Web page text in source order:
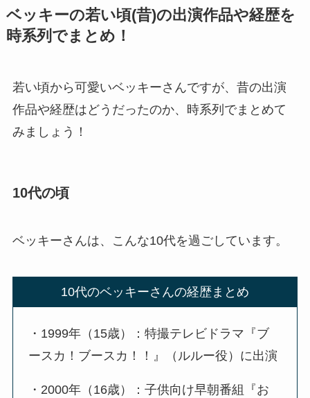
ベッキーの若い頃(昔)の出演作品や経歴を
時系列でまとめ！
若い頃から可愛いベッキーさんですが、昔の出演
作品や経歴はどうだったのか、時系列でまとめて
みましょう！
10代の頃
ベッキーさんは、こんな10代を過ごしています。
10代のベッキーさんの経歴まとめ
・1999年（15歳）：特撮テレビドラマ『ブ
ースカ！ブースカ！！』（ルルー役）に出演
・2000年（16歳）：子供向け早朝番組『お